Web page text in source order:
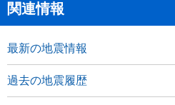
関連情報
最新の地震情報
過去の地震履歴